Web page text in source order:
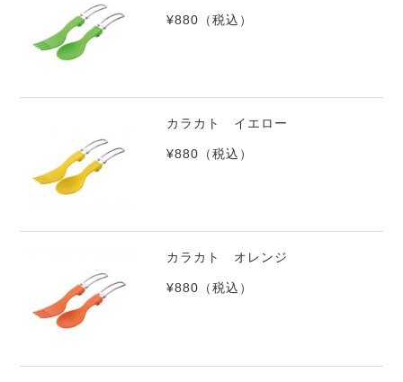
¥880 （税込）
カラカト イエロー
¥880 （税込）
カラカト オレンジ
¥880 （税込）